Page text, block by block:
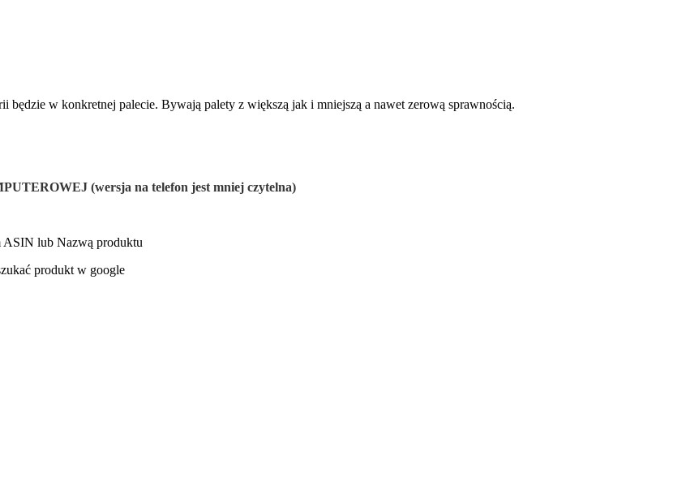
w konkretnej palecie. Bywają palety z większą jak i mniejszą a nawet zerową sprawnością.
(wersja na telefon jest mniej czytelna)
ASIN lub Nazwą produktu
produkt w google